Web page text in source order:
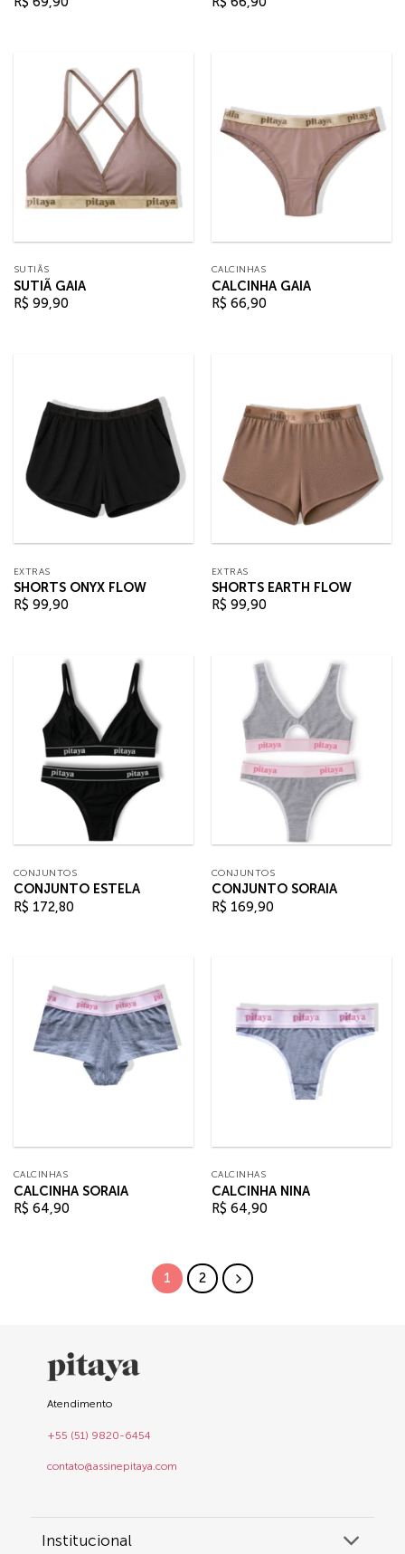
SUTIÃS
SUTIÃ GAIA
R$ 99,90
CALCINHAS
CALCINHA GAIA
R$ 66,90
EXTRAS
SHORTS ONYX FLOW
R$ 99,90
EXTRAS
SHORTS EARTH FLOW
R$ 99,90
CONJUNTOS
CONJUNTO ESTELA
R$ 172,80
CONJUNTOS
CONJUNTO SORAIA
R$ 169,90
CALCINHAS
CALCINHA SORAIA
R$ 64,90
CALCINHAS
CALCINHA NINA
R$ 64,90
1 2
Atendimento
+55 (51) 9820-6454
contato@assinepitaya.com
Institucional